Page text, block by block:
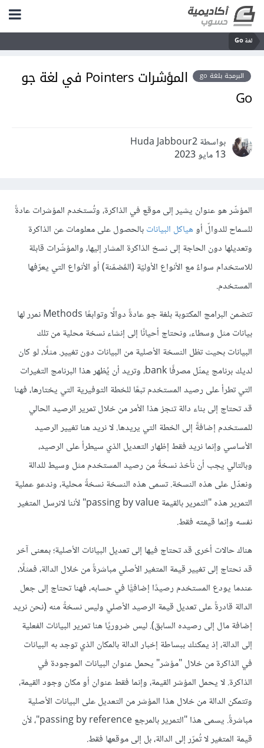
لغة Go
البرمجة بلغة go
المؤشرات Pointers في لغة جو
Go
بواسطة Huda Jabbour2
13 مايو 2023
المؤشّر هو عنوان يشير إلى موقع في الذاكرة، وتُستخدم المؤشرات عادةً
للسماح للدوالّ أوهياكل البياناتبالحصول على معلومات عن الذاكرة
وتعديلها دون الحاجة إلى نسخ الذاكرة المشار إليها، والمؤشّرات قابلة
للاستخدام سواءٌ مع الأنواع الأوليّة (المٌضمّنة) أو الأنواع التي يعرّفها
المستخدم.
تتضمن البرامج المكتوبة بلغة جو عادةً دوالًا وتوابعًا Methods نمرر لها
بيانات مثل وسطاء، ونحتاج أحيانًا إلى إنشاء نسخة محلية من تلك
البيانات بحيث تظل النسخة الأصلية من البيانات دون تغيير. مثلًا، لو كان
لديك برنامج يمثّل مصرفًا bank، وتريد أن يُظهر هذا البرنامج التغيرات
التي تطرأ على رصيد المستخدم تبعًا للخطة التوفيرية التي يختارها، فهنا
قد تحتاج إلى بناء دالة تنجز هذا الأمر من خلال تمرير الرصيد الحالي
للمستخدم إضافةً إلى الخطة التي يريدها. لا نريد هنا تغيير الرصيد
الأساسي وإنما نريد فقط إظهار التعديل الذي سيطرأ على الرصيد،
وبالتالي يجب أن نأخذ نسخةً من رصيد المستخدم مثل وسيط للدالة
ونعدّل على هذه النسخة. تسمى هذه النسخة نسخةً محلية، وندعو عملية
التمرير هذه "التمرير بالقيمة passing by value" لأننا لانرسل المتغير
نفسه وإنما قيمته فقط.
هناك حالات أخرى قد تحتاج فيها إلى تعديل البيانات الأصلية؛ بمعنى آخر
قد نحتاج إلى تغيير قيمة المتغير الأصلي مباشرةً من خلال الدالة، فمثلًا،
عندما يودع المستخدم رصيدًا إضافيًّا في حسابه، فهنا تحتاج إلى جعل
الدالة قادرةً على تعديل قيمة الرصيد الأصلي وليس نسخةً منه (نحن نريد
إضافة مال إلى رصيده السابق). ليس ضروريًا هنا تمرير البيانات الفعلية
إلى الدالة، إذ يمكنك ببساطة إخبار الدالة بالمكان الذي توجد به البيانات
في الذاكرة من خلال "مؤشر" يحمل عنوان البيانات الموجودة في
الذاكرة. لا يحمل المؤشر القيمة، وإنما فقط عنوان أو مكان وجود القيمة،
وتتمكن الدالة من خلال هذا المؤشر من التعديل على البيانات الأصلية
مباشرةً. يسمى هذا "التمرير بالمرجع passing by reference"، لأن
قيمة المتغير لا تُمرّر إلى الدالة، بل إلى موقعها فقط.